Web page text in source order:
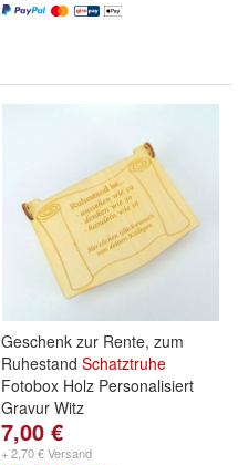
Geschenk zur Rente, zum
Ruhestand Schatztruhe
Fotobox Holz Personalisiert
Gravur Witz
7,00 €
+ 2,70 € Versand